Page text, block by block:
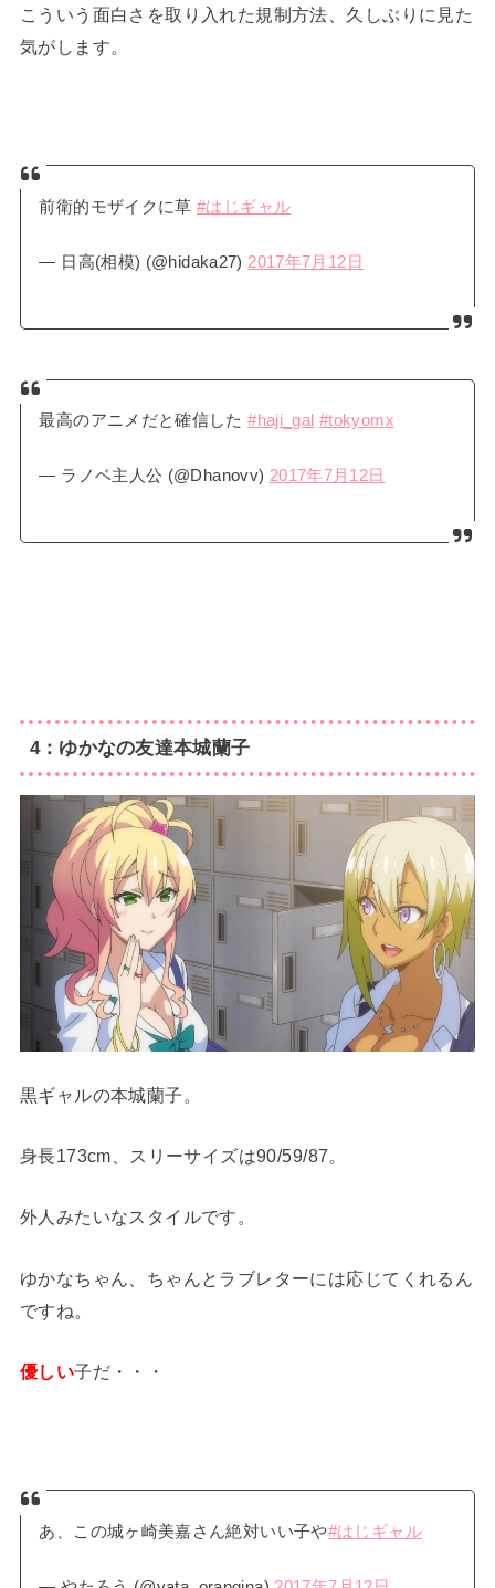
こういう面白さを取り入れた規制方法、久しぶりに見た
気がします。
前衛的モザイクに草#はじギャル
— 日高(相模) (@hidaka27) 2017年7月12日
最高のアニメだと確信した#haji_gal #tokyomx
— ラノベ主人公 (@Dhanovv) 2017年7月12日
4：ゆかなの友達本城蘭子
黒ギャルの本城蘭子。
身長173cm、スリーサイズは90/59/87。
外人みたいなスタイルです。
ゆかなちゃん、ちゃんとラブレターには応じてくれるん
ですね。
優しい子だ・・・
あ、この城ヶ崎美嘉さん絶対いい子や#はじギャル